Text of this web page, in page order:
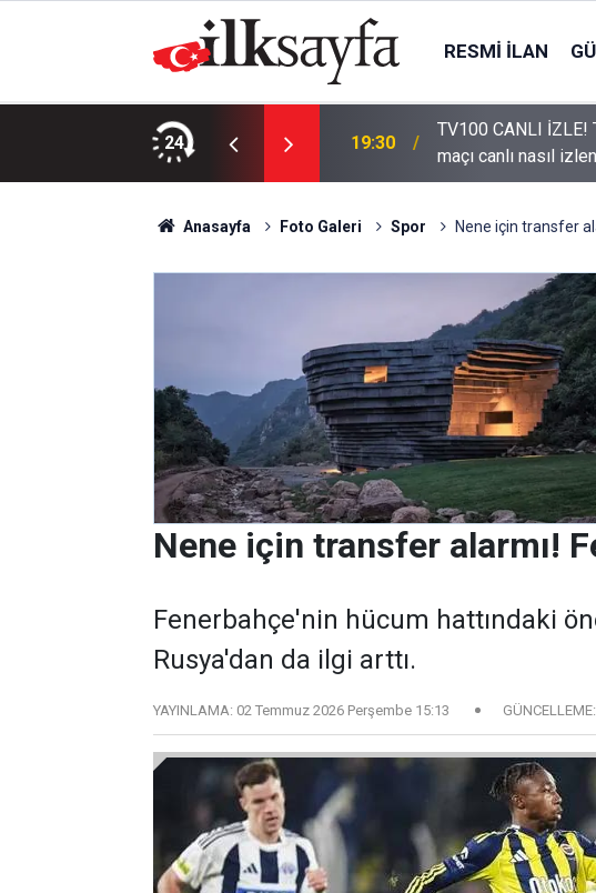
RESMI İLAN
24 19:30
TV100 CANLI
maçı canlı nasıl
Anasayfa Foto Galeri Spor Nene için transfer
Nene için transfer alarmı!
Fenerbahçe'nin hücum hattındaki
Rusya'dan da ilgi arttı.
YAYINLAMA: 02 Temmuz 2026 Perşembe 15:13 GÜNCELLEME: